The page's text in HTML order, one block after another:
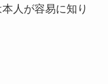
人が容易に知り